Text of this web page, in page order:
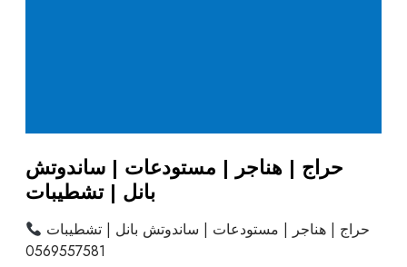
حراج | هناجر | مستودعات | ساندوتش
بانل | تشطيبات
حراج | هناجر | مستودعات | ساندوتش بانل | تشطيبات
0569557581